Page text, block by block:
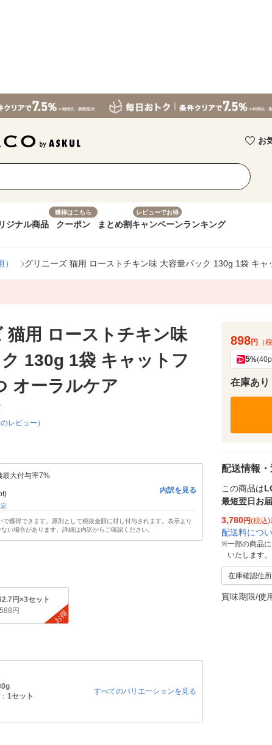
お
ジナル商品
獲得はこちら
クーポン まとめ割
レビューでお得
キャンペーンランキング
グリニーズ 猫用 ローストチキン味 大容量パック 130g 1袋 キ
猫用 ローストチキン味
130g 1袋 キャットフ
オーラルケア
レビュー）
最大付与率7%
内訳を見る
で獲得できます。原則として税抜金額に対し付与されます。表示より
い場合があります。詳細は内訳からご確認ください。
円×3セット
円
お得
1セット
すべてのバリエーションを見る
898円 （
5%
在庫あり
配送情報
この商品は
最短翌日お
3,780円(税込)
配送料につ
※一部の商品
いたします。
在庫確認住
賞味期限/使